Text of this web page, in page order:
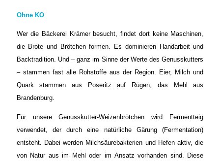
Ohne KO
Wer die Bäckerei Krämer besucht, findet dort keine Maschinen,
die Brote und Brötchen formen. Es dominieren Handarbeit und
Backtradition. Und – ganz im Sinne der Werte des Genusskutters
– stammen fast alle Rohstoffe aus der Region. Eier, Milch und
Quark stammen aus Poseritz auf Rügen, das Mehl aus
Brandenburg.
Für unsere Genusskutter-Weizenbrötchen wird Fermentteig
verwendet, der durch eine natürliche Gärung (Fermentation)
entsteht. Dabei werden Milchsäurebakterien und Hefen aktiv, die
von Natur aus im Mehl oder im Ansatz vorhanden sind. Diese